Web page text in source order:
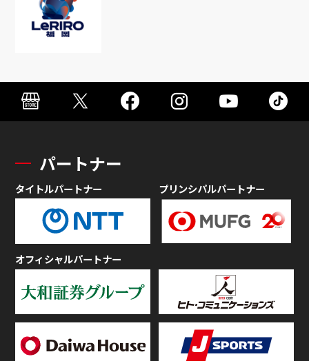
パートナー
タイトルパートナー プリンシパルパートナー
オフィシャルパートナー